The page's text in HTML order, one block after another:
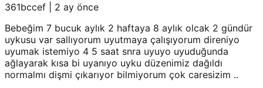
361bccef
2 ay önce
Bebeğim 7 bucuk aylık 2 haftaya 8 aylık olcak 2 gündür
uykusu var sallıyorum uyutmaya çalışıyorum direniyo
uyumak istemiyo 4 5 saat snra uyuyo uyuduğunda
ağlayarak kısa bi uyanıyo uyku düzenimiz dağıldı
normalmı dişmi çıkarıyor bilmiyorum çok caresizim ..